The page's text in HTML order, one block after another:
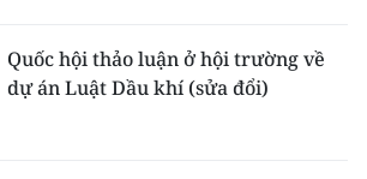
Quốc hội thảo luận ở hội trường về
dự án Luật Dầu khí (sửa đổi)